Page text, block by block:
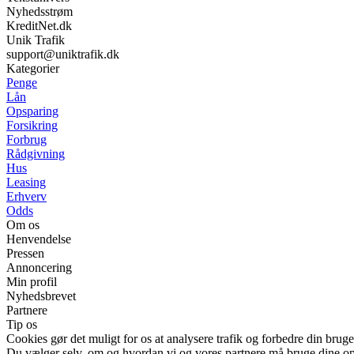
Nyhedsstrøm
KreditNet.dk
Unik Trafik
support@uniktrafik.dk
Kategorier
Penge
Lån
Opsparing
Forsikring
Forbrug
Rådgivning
Hus
Leasing
Erhverv
Odds
Om os
Henvendelse
Pressen
Annoncering
Min profil
Nyhedsbrevet
Partnere
Tip os
Cookies gør det muligt for os at analysere trafik og forbedre din